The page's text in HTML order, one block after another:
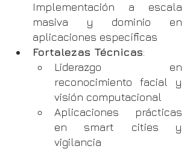
Implementación a escala
masiva y dominio en
aplicaciones específicas
Fortalezas Técnicas:
Liderazgo en
reconocimiento facial y
visión computacional
Aplicaciones prácticas
en smart cities y
vigilancia